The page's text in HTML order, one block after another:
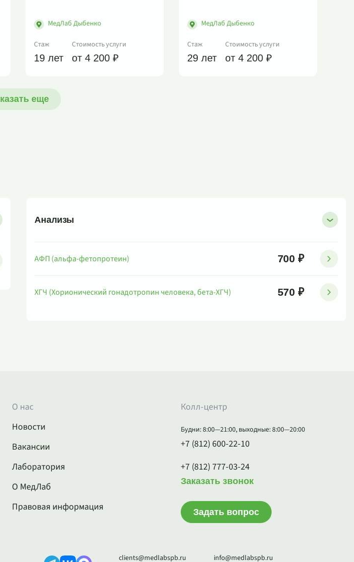
МедЛаб Дыбенко
Стаж
19 лет
Стоимость услуги
от 4 200 ₽
МедЛаб Дыбенко
Стаж
29 лет
Стоимость услуги
от 4 200 ₽
еще
Анализы
АФП (альфа-фетопротеин) 700 ₽
ХГЧ (Хорионический гонадотропин человека, бета-ХГЧ) 570 ₽
О нас
Новости
Вакансии
Лаборатория
О МедЛаб
Правовая информация
Колл-центр
Будни: 8:00—21:00, выходные: 8:00—20:00
+7 (812) 600-22-10
+7 (812) 777-03-24
Заказать звонок
Задать вопрос
clients@medlabspb.ru info@medlabspb.ru